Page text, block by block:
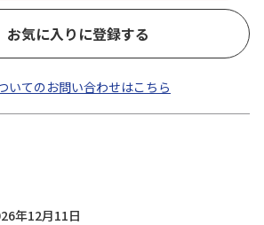
お気に入りに登録する
いてのお問い合わせはこちら
年12月11日